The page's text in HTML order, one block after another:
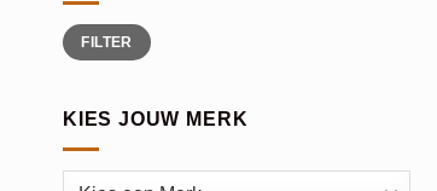
Min.
prijs
Max.
prijsFILTER
KIES JOUW MERK